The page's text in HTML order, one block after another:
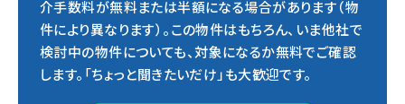
介手数料が無料または半額になる場合があります（物
件により異なります）。この物件はもちろん、いま他社で
検討中の物件についても、対象になるか無料でご確認
します。「ちょっと聞きたいだけ」も大歓迎です。